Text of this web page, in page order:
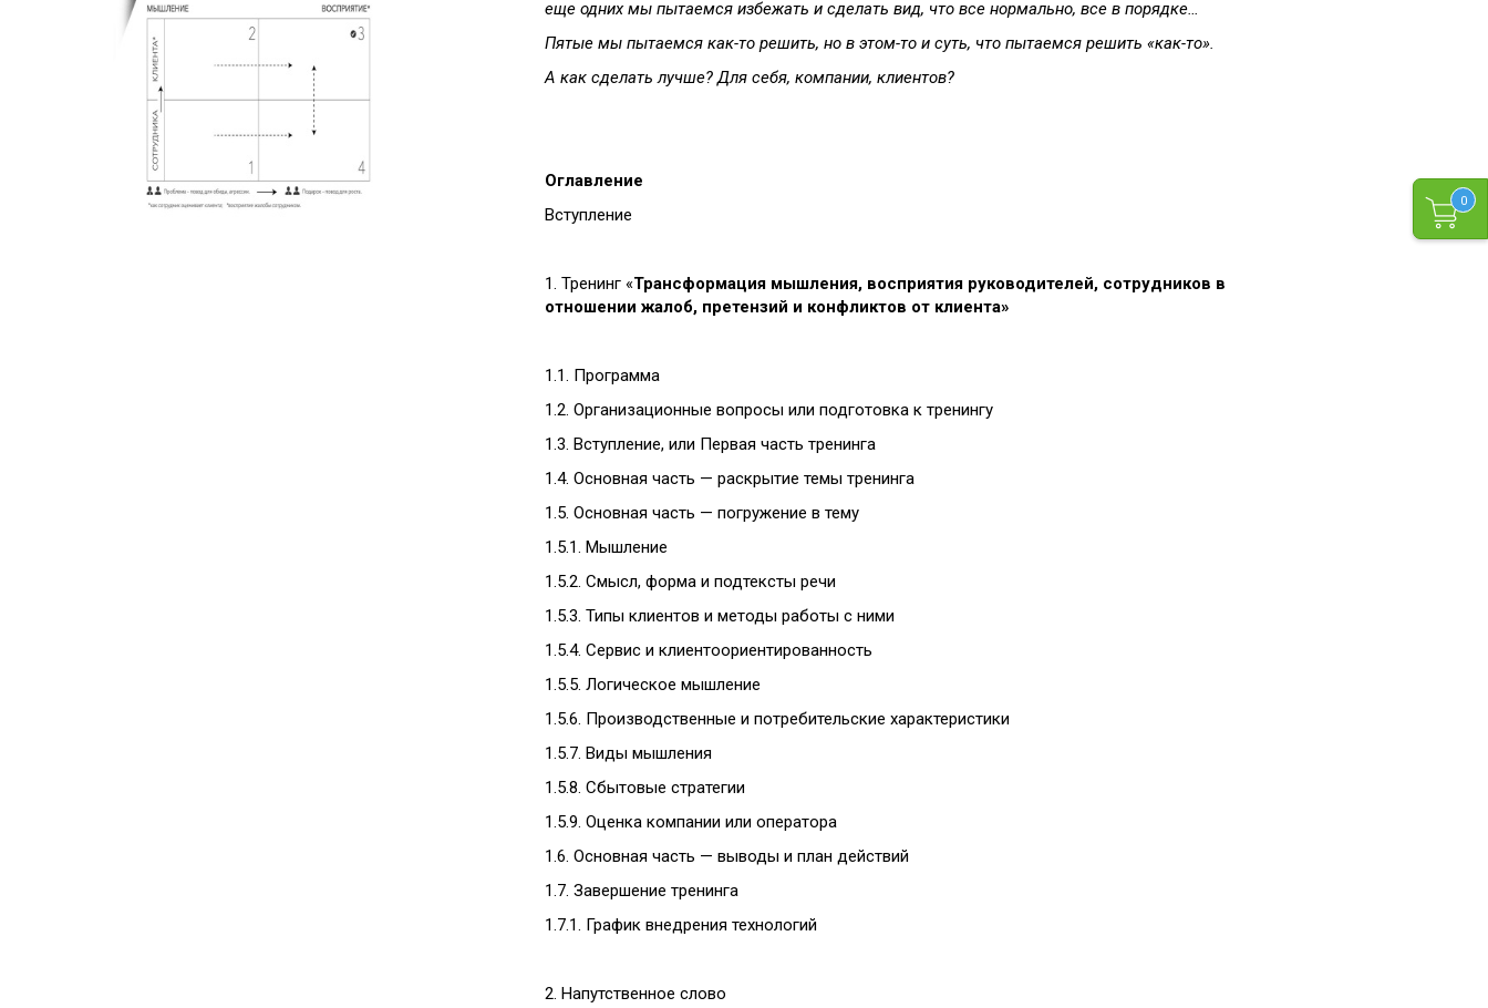
0
еще одних мы пытаемся избежать и сделать вид, что все нормально, все в порядке…
Пятые мы пытаемся как-то решить, но в этом-то и суть, что пытаемся решить «как-то».
А как сделать лучше? Для себя, компании, клиентов?
Оглавление
Вступление
1. Тренинг «Трансформация мышления, восприятия руководителей, сотрудников в
отношении жалоб, претензий и конфликтов от клиента»
1.1. Программа
1.2. Организационные вопросы или подготовка к тренингу
1.3. Вступление, или Первая часть тренинга
1.4. Основная часть — раскрытие темы тренинга
1.5. Основная часть — погружение в тему
1.5.1. Мышление
1.5.2. Смысл, форма и подтексты речи
1.5.3. Типы клиентов и методы работы с ними
1.5.4. Сервис и клиентоориентированность
1.5.5. Логическое мышление
1.5.6. Производственные и потребительские характеристики
1.5.7. Виды мышления
1.5.8. Сбытовые стратегии
1.5.9. Оценка компании или оператора
1.6. Основная часть — выводы и план действий
1.7. Завершение тренинга
1.7.1. График внедрения технологий
2. Напутственное слово